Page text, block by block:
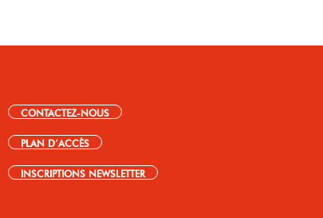
CONTACTEZ-NOUS
PLAN D’ACCÈS
INSCRIPTIONS NEWSLETTER